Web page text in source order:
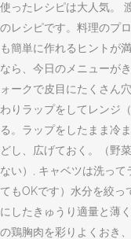
使ったレシピは大人気。
のレシピです。料理のプ
も簡単に作れるヒントが
なら、今日のメニューが
ォークで皮目にたくさん
わりラップをしてレンジ
る。ラップをしたまま冷
どし、広げておく。（野
ない）, キャベツは洗っ
てもOKです）水分を絞っ
にしたきゅうり適量と薄
の鶏胸肉を彩りよくおき